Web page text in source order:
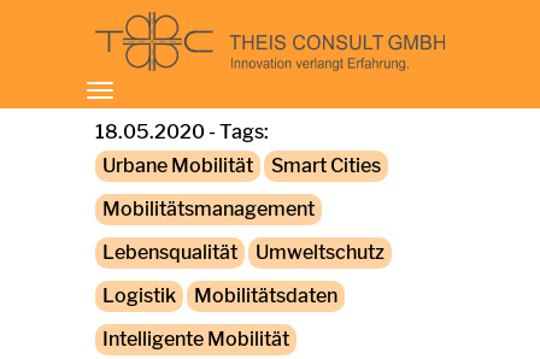
Toggle
navigation
18.05.2020 - Tags:
Urbane Mobilität
Smart Cities
Mobilitätsmanagement
Lebensqualität
Umweltschutz
Logistik
Mobilitätsdaten
Intelligente Mobilität